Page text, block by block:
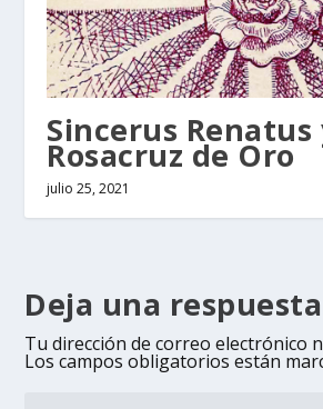
Sincerus Renatus
Rosacruz de Oro
julio 25, 2021
Deja una respuesta
Tu dirección de correo electrónico
Los campos obligatorios están